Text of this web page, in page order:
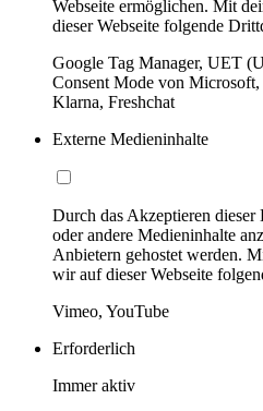
Webseite ermöglichen. Mit
dieser Webseite folgende
Google Tag Manager, UET
Consent Mode von
Klarna, Freshchat
Externe Medieninhalte
Durch das Akzeptieren
oder andere Medieninhalte
Anbietern gehostet werden.
wir auf dieser Webseite
Vimeo, YouTube
Erforderlich
Immer aktiv